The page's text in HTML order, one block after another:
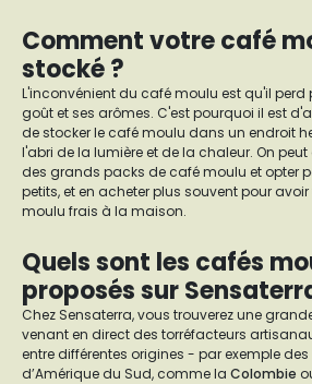
Comment votre café
stocké ?
L'inconvénient du café moulu est qu'il
goût et ses arômes. C'est pourquoi il est
de stocker le café moulu dans un endroit
l'abri de la lumière et de la chaleur. On
des grands packs de café moulu et opter
petits, et en acheter plus souvent pour
moulu frais à la maison.
Quels sont les cafés
proposés sur
Chez Sensaterra, vous trouverez une
venant en direct des torréfacteurs
entre différentes origines - par exemple
d’Amérique du Sud, comme la Colombie